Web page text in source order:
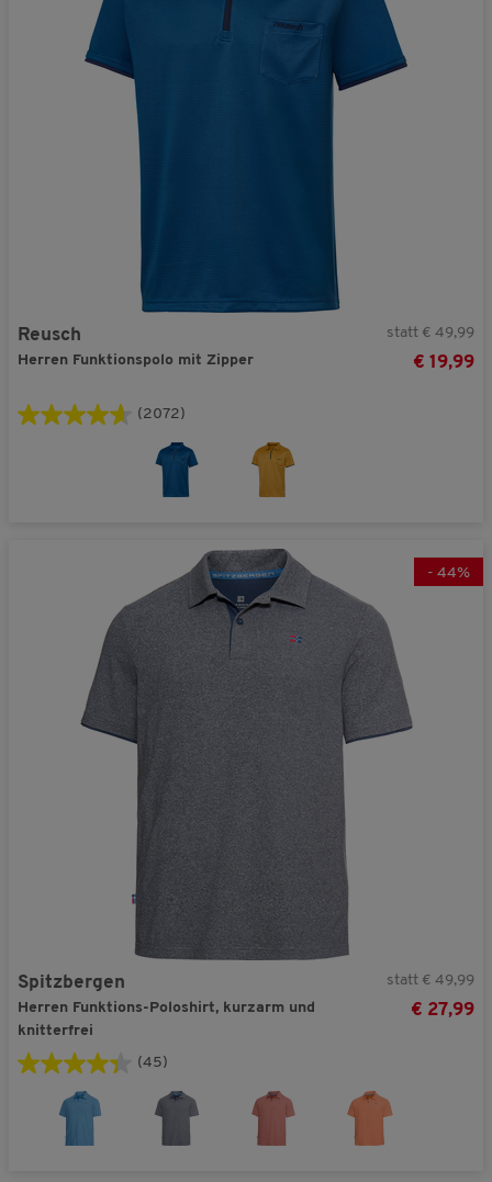
Reusch
Herren Funktionspolo mit Zipper
statt € 49,99
€ 19,99
(2072)
- 44%
Spitzbergen
Herren Funktions-Poloshirt, kurzarm und
knitterfrei
statt € 49,99
€ 27,99
(45)